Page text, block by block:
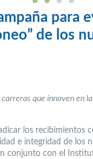
para
de los
que innoven en
los recibimientos
e integridad de los
conjunto con el